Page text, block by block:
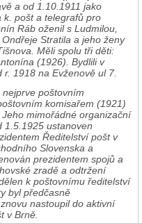
a od 1.10.1911 jako
k. pošt a telegrafů pro
Ráb oženil s Ludmilou,
Stratila a jeho ženy
Měli spolu tři děti:
(1926). Bydlili v
1918 na Evženově ul 7.
nejprve poštovním
komisařem (1921)
mimořádné organizační
1.5.1925 ustanoven
Ředitelství pošt v
Slovenska a
prezidentem spojů a
zradě a odtržení
k poštovnímu ředitelství
byl předčasně
nastoupil do aktivní
v Brně.